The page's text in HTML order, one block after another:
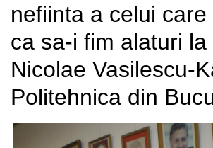
nefiinta a celui
ca sa-i fim alaturi
Nicolae Vasilescu-
Politehnica din